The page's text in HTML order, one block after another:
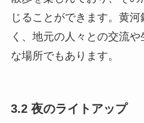
じることができます。黄
く、地元の人々との交流
な場所でもあります。
3.2 夜のライトアップ